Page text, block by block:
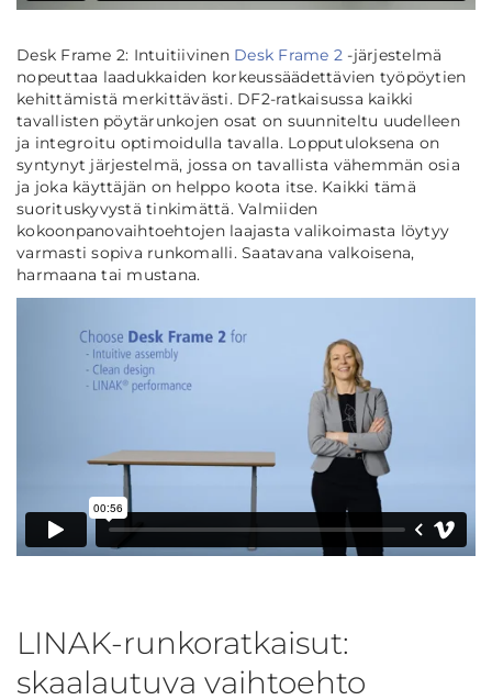
Desk Frame 2: Intuitiivinen Desk Frame 2 -järjestelmä
nopeuttaa laadukkaiden korkeussäädettävien työpöytien
kehittämistä merkittävästi. DF2-ratkaisussa kaikki
tavallisten pöytärunkojen osat on suunniteltu uudelleen
ja integroitu optimoidulla tavalla. Lopputuloksena on
syntynyt järjestelmä, jossa on tavallista vähemmän osia
ja joka käyttäjän on helppo koota itse. Kaikki tämä
suorituskyvystä tinkimättä. Valmiiden
kokoonpanovaihtoehtojen laajasta valikoimasta löytyy
varmasti sopiva runkomalli. Saatavana valkoisena,
harmaana tai mustana.
LINAK-runkoratkaisut:
skaalautuva vaihtoehto